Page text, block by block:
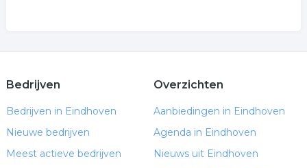
Bedrijven
Bedrijven in Eindhoven
Nieuwe bedrijven
Meest actieve bedrijven
Overzichten
Aanbiedingen in Eindhoven
Agenda in Eindhoven
Nieuws uit Eindhoven